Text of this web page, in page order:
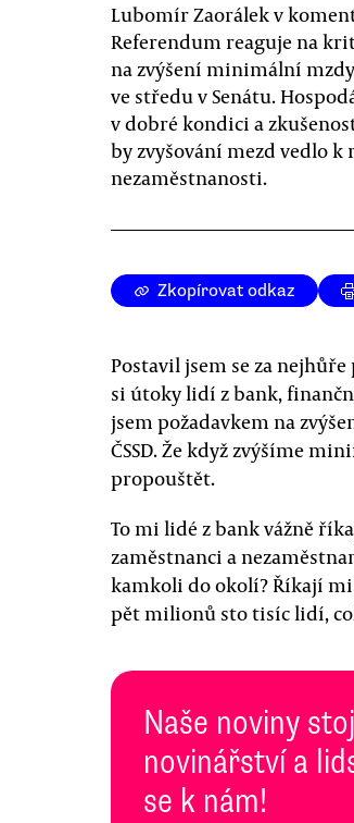
Lubomír Zaorálek v
Referendum reaguje na
na zvýšení minimální
ve středu v Senátu.
v dobré kondici a
by zvyšování mezd vedlo k
nezaměstnanosti.
Zkopírovat odkaz
Postavil jsem se za
si útoky lidí z bank,
jsem požadavkem na
ČSSD. Že když zvýšíme
propouštět.
To mi lidé z bank vážně
zaměstnanci a
kamkoli do okolí? Říkají mi
pět milionů sto tisíc lidí,
Naše noviny
novinářství a
se k nám!